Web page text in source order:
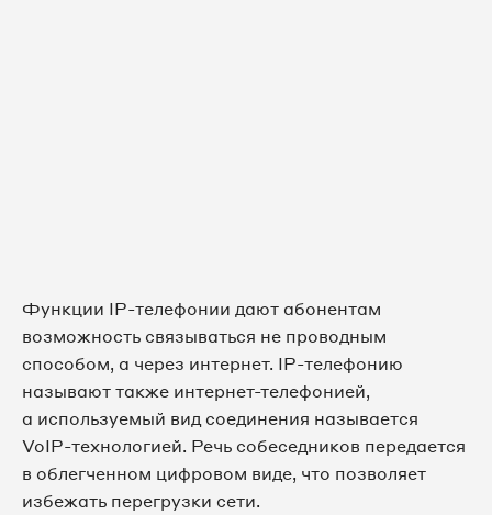
Функции IP-телефонии дают абонентам
возможность связываться не проводным
способом, а через интернет. IP-телефонию
называют также интернет-телефонией,
а используемый вид соединения называется
VoIP-технологией. Речь собеседников передается
в облегченном цифровом виде, что позволяет
избежать перегрузки сети.